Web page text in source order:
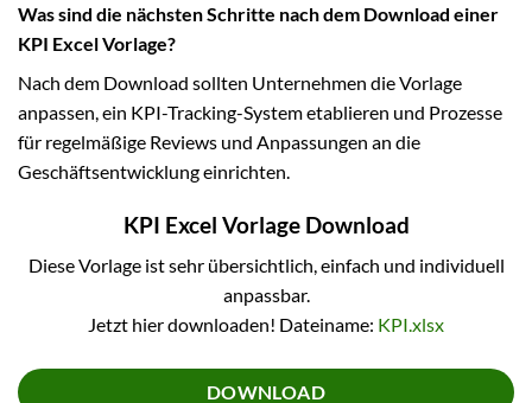
Was sind die nächsten Schritte nach dem Download einer
KPI Excel Vorlage?
Nach dem Download sollten Unternehmen die Vorlage
anpassen, ein KPI-Tracking-System etablieren und Prozesse
für regelmäßige Reviews und Anpassungen an die
Geschäftsentwicklung einrichten.
KPI Excel Vorlage Download
Diese Vorlage ist sehr übersichtlich, einfach und individuell
anpassbar.
Jetzt hier downloaden! Dateiname: KPI.xlsx
DOWNLOAD